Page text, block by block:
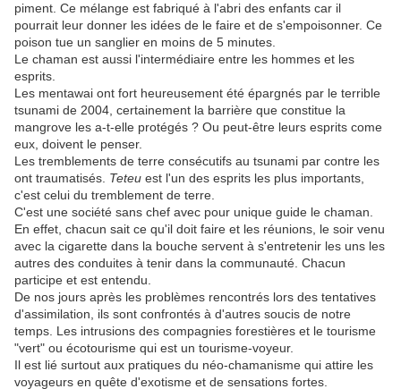
piment. Ce mélange est fabriqué à l'abri des enfants car il
pourrait leur donner les idées de le faire et de s'empoisonner. Ce
poison tue un sanglier en moins de 5 minutes.
Le chaman est aussi l'intermédiaire entre les hommes et les
esprits.
Les mentawai ont fort heureusement été épargnés par le terrible
tsunami de 2004, certainement la barrière que constitue la
mangrove les a-t-elle protégés ? Ou peut-être leurs esprits come
eux, doivent le penser.
Les tremblements de terre consécutifs au tsunami par contre les
ont traumatisés. Teteu est l'un des esprits les plus importants,
c'est celui du tremblement de terre.
C'est une société sans chef avec pour unique guide le chaman.
En effet, chacun sait ce qu'il doit faire et les réunions, le soir venu
avec la cigarette dans la bouche servent à s'entretenir les uns les
autres des conduites à tenir dans la communauté. Chacun
participe et est entendu.
De nos jours après les problèmes rencontrés lors des tentatives
d'assimilation, ils sont confrontés à d'autres soucis de notre
temps. Les intrusions des compagnies forestières et le tourisme
"vert" ou écotourisme qui est un tourisme-voyeur.
Il est lié surtout aux pratiques du néo-chamanisme qui attire les
voyageurs en quête d'exotisme et de sensations fortes.